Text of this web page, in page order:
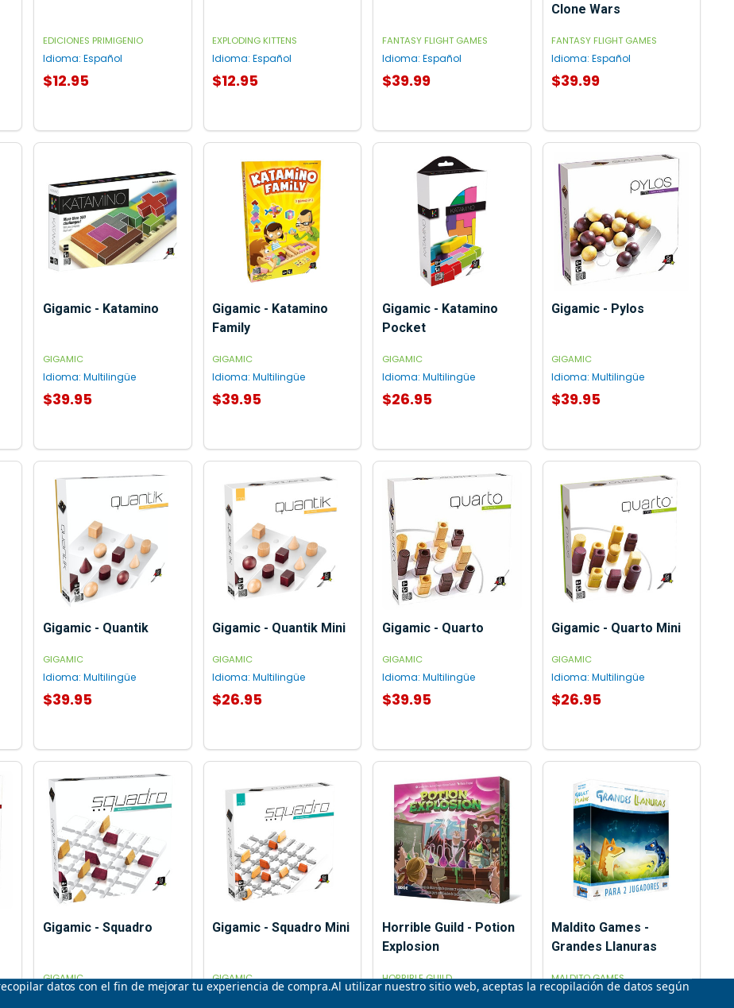
EDICIONES PRIMIGENIO
Idioma: Español
$12.95
EXPLODING KITTENS
Idioma: Español
$12.95
FANTASY FLIGHT GAMES
Idioma: Español
$39.99
Clone Wars
FANTASY FLIGHT GAMES
Idioma: Español
$39.99
Gigamic - Katamino
GIGAMIC
Idioma: Multilingüe
$39.95
Gigamic - Katamino
Family
GIGAMIC
Idioma: Multilingüe
$39.95
Gigamic - Katamino
Pocket
GIGAMIC
Idioma: Multilingüe
$26.95
Gigamic - Pylos
GIGAMIC
Idioma: Multilingüe
$39.95
Gigamic - Quantik
GIGAMIC
Idioma: Multilingüe
$39.95
Gigamic - Quantik Mini
GIGAMIC
Idioma: Multilingüe
$26.95
Gigamic - Quarto
GIGAMIC
Idioma: Multilingüe
$39.95
Gigamic - Quarto Mini
GIGAMIC
Idioma: Multilingüe
$26.95
Gigamic - Squadro
GIGAMIC
Gigamic - Squadro Mini
GIGAMIC
Idioma:
Horrible Guild - Potion
Explosion
HORRIBLE GUILD
Maldito Games -
Grandes Llanuras
MALDITO GAMES
Idioma:
datos con el fin de mejorar tu experiencia de compra.Al utilizar nuestro sitio web, aceptas la recopilación de datos según